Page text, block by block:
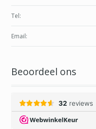
Tel:
Email:
Beoordeel ons